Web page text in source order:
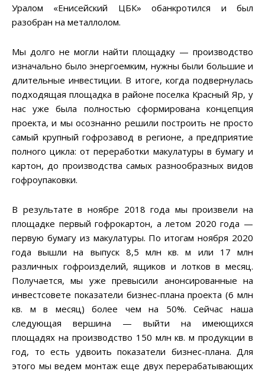
Уралом «Енисейский ЦБК» обанкротился и был
разобран на металлолом.
Мы долго не могли найти площадку — производство
изначально было энергоемким, нужны были большие и
длительные инвестиции. В итоге, когда подвернулась
подходящая площадка в районе поселка Красный Яр, у
нас уже была полностью сформирована концепция
проекта, и мы осознанно решили построить не просто
самый крупный гофрозавод в регионе, а предприятие
полного цикла: от переработки макулатуры в бумагу и
картон, до производства самых разнообразных видов
гофроупаковки.
В результате в ноябре 2018 года мы произвели на
площадке первый гофрокартон, а летом 2020 года —
первую бумагу из макулатуры. По итогам ноября 2020
года вышли на выпуск 8,5 млн кв. м или 17 млн
различных гофроизделий, ящиков и лотков в месяц.
Получается, мы уже превысили анонсированные на
инвестсовете показатели бизнес-плана проекта (6 млн
кв. м в месяц) более чем на 50%. Сейчас наша
следующая вершина — выйти на имеющихся
площадях на производство 150 млн кв. м продукции в
год, то есть удвоить показатели бизнес-плана. Для
этого мы ведем монтаж еще двух перерабатывающих